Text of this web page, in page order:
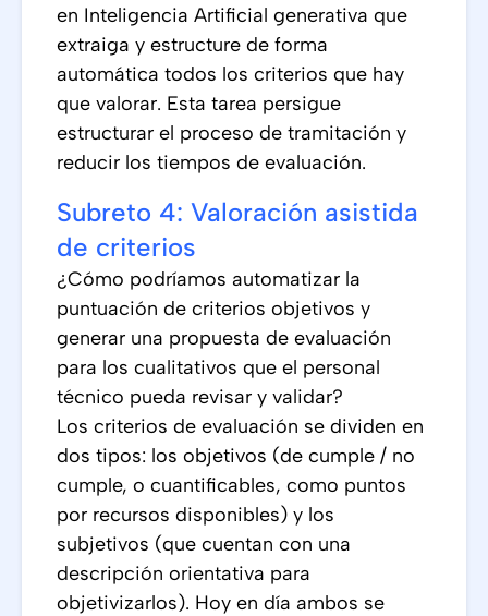
en Inteligencia Artificial generativa que
extraiga y estructure de forma
automática todos los criterios que hay
que valorar. Esta tarea persigue
estructurar el proceso de tramitación y
reducir los tiempos de evaluación.
Subreto 4: Valoración asistida
de criterios
¿Cómo podríamos automatizar la
puntuación de criterios objetivos y
generar una propuesta de evaluación
para los cualitativos que el personal
técnico pueda revisar y validar?
Los criterios de evaluación se dividen en
dos tipos: los objetivos (de cumple / no
cumple, o cuantificables, como puntos
por recursos disponibles) y los
subjetivos (que cuentan con una
descripción orientativa para
objetivizarlos). Hoy en día ambos se